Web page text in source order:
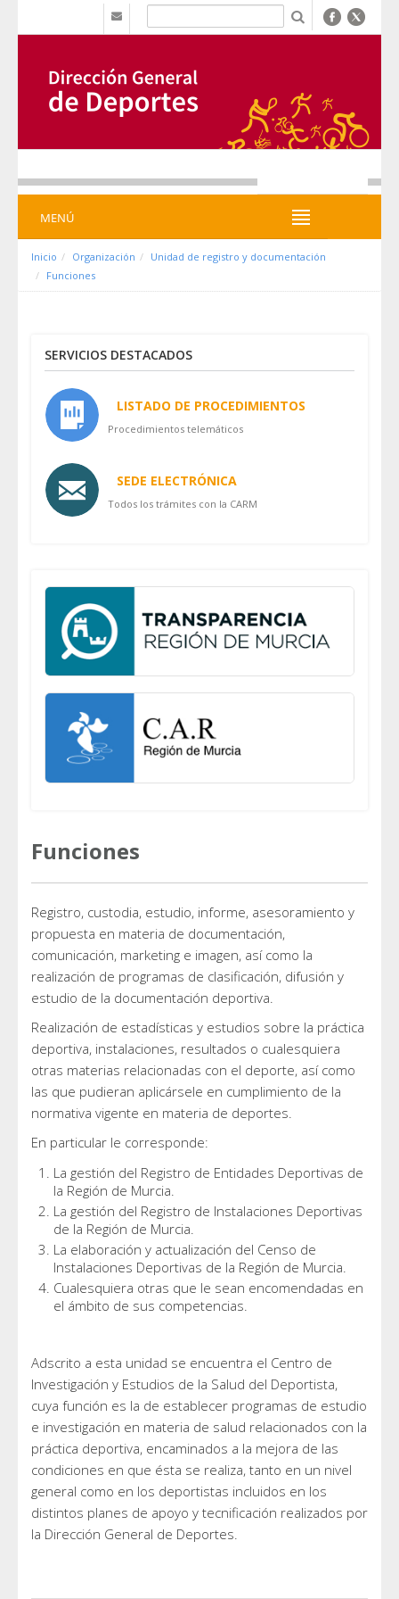
Saltar al contenido
MENÚ
Inicio Organización
Unidad de registro y documentación
Funciones
SERVICIOS DESTACADOS
LISTADO DE PROCEDIMIENTOS
Procedimientos telemáticos
SEDE ELECTRÓNICA
Todos los trámites con la CARM
Funciones
Registro, custodia, estudio, informe, asesoramiento y
propuesta en materia de documentación,
comunicación, marketing e imagen, así como la
realización de programas de clasificación, difusión y
estudio de la documentación deportiva.
Realización de estadísticas y estudios sobre la práctica
deportiva, instalaciones, resultados o cualesquiera
otras materias relacionadas con el deporte, así como
las que pudieran aplicársele en cumplimiento de la
normativa vigente en materia de deportes.
En particular le corresponde:
La gestión del Registro de Entidades Deportivas de
la Región de Murcia.
La gestión del Registro de Instalaciones Deportivas
de la Región de Murcia.
La elaboración y actualización del Censo de
Instalaciones Deportivas de la Región de Murcia.
Cualesquiera otras que le sean encomendadas en
el ámbito de sus competencias.
Adscrito a esta unidad se encuentra el Centro de
Investigación y Estudios de la Salud del Deportista,
cuya función es la de establecer programas de estudio
e investigación en materia de salud relacionados con la
práctica deportiva, encaminados a la mejora de las
condiciones en que ésta se realiza, tanto en un nivel
general como en los deportistas incluidos en los
distintos planes de apoyo y tecnificación realizados por
la Dirección General de Deportes.